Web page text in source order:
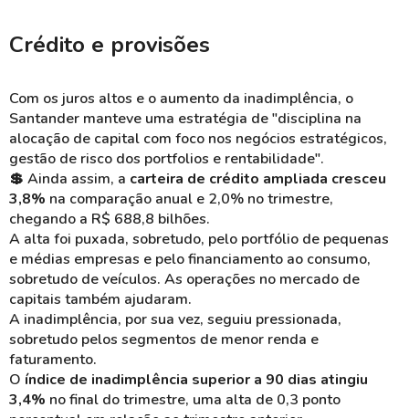
Crédito e provisões
Com os juros altos e o aumento da inadimplência, o
Santander manteve uma estratégia de "disciplina na
alocação de capital com foco nos negócios estratégicos,
gestão de risco dos portfolios e rentabilidade".
💲 Ainda assim, a carteira de crédito ampliada cresceu
3,8% na comparação anual e 2,0% no trimestre,
chegando a R$ 688,8 bilhões.
A alta foi puxada, sobretudo, pelo portfólio de pequenas
e médias empresas e pelo financiamento ao consumo,
sobretudo de veículos. As operações no mercado de
capitais também ajudaram.
A inadimplência, por sua vez, seguiu pressionada,
sobretudo pelos segmentos de menor renda e
faturamento.
O índice de inadimplência superior a 90 dias atingiu
3,4% no final do trimestre, uma alta de 0,3 ponto